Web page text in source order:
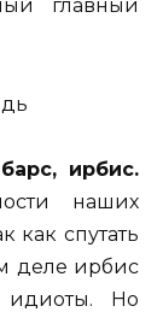
главный
ирбис.
наших
как спутать
деле ирбис
Но